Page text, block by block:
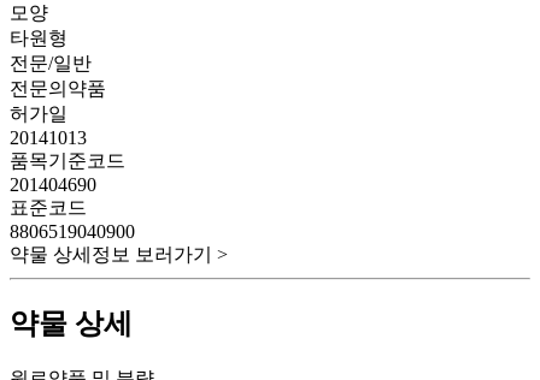
모양
타원형
전문/일반
전문의약품
허가일
20141013
품목기준코드
201404690
표준코드
8806519040900
약물 상세정보 보러가기 >
약물 상세